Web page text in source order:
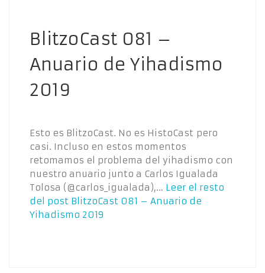
BlitzoCast 081 –
Anuario de Yihadismo
2019
Esto es BlitzoCast. No es HistoCast pero
casi. Incluso en estos momentos
retomamos el problema del yihadismo con
nuestro anuario junto a Carlos Igualada
Tolosa (@carlos_igualada),… Leer el resto
del post BlitzoCast 081 – Anuario de
Yihadismo 2019